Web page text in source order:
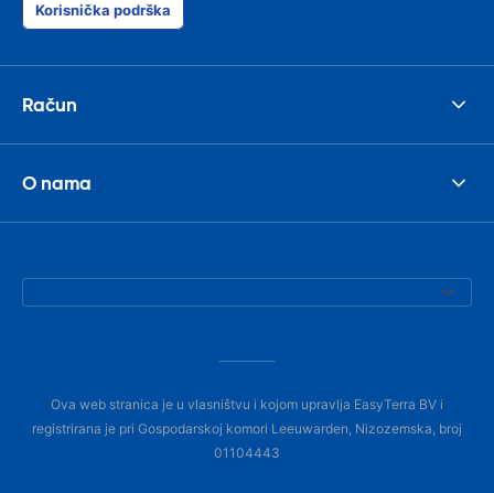
Korisnička podrška
Račun
O nama
Ova web stranica je u vlasništvu i kojom upravlja EasyTerra BV i
registrirana je pri Gospodarskoj komori Leeuwarden, Nizozemska, broj
01104443